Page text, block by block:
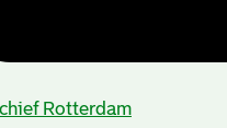
Rotterdam